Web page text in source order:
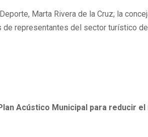
Marta Rivera de la Cruz; la
de representantes del sector turístico
Acústico Municipal para reducir